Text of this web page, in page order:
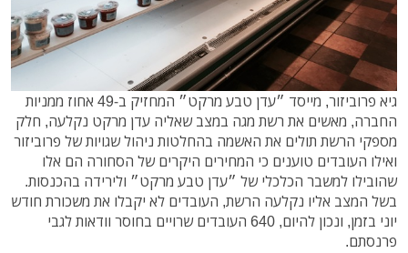
גיא פרוביזור, מייסד ״עדן טבע מרקט״ המחזיק ב-49 אחוז ממניות
החברה, מאשים את רשת מגה במצב שאליה עדן מרקט נקלעה, חלק
מספקי הרשת תולים את האשמה בהחלטות ניהול שגויות של פרוביזור
ואילו העובדים טוענים כי המחירים היקרים של הסחורה הם אלו
שהובילו למשבר הכלכלי של ״עדן טבע מרקט״ ולירידה בהכנסות.
בשל המצב אליו נקלעה הרשת, העובדים לא יקבלו את משכורת חודש
יוני בזמן, ונכון להיום, 640 העובדים שרויים בחוסר וודאות לגבי
פרנסתם.